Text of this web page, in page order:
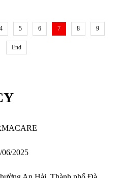
4 5 6 7 8 9
End
06/2025